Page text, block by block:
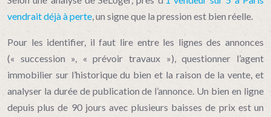
vendrait déjà à perte, un signe que la pression est bien réelle.
Pour les identifier, il faut lire entre les lignes des annonces
(« succession », « prévoir travaux »), questionner l’agent
immobilier sur l’historique du bien et la raison de la vente, et
analyser la durée de publication de l’annonce. Un bien en ligne
depuis plus de 90 jours avec plusieurs baisses de prix est un